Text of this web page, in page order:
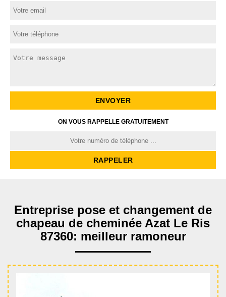
ON VOUS RAPPELLE GRATUITEMENT
Entreprise pose et changement de
chapeau de cheminée Azat Le Ris
87360: meilleur ramoneur